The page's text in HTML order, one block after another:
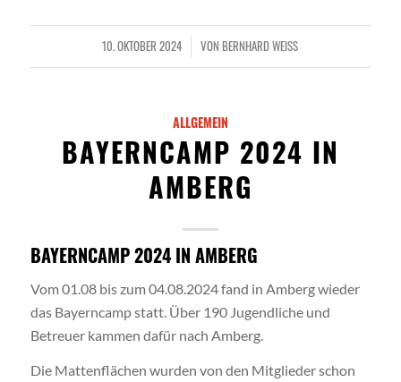
10. OKTOBER 2024
/ VONBERNHARD WEISS
ALLGEMEIN
BAYERNCAMP 2024 IN
AMBERG
BAYERNCAMP 2024 IN AMBERG
Vom 01.08 bis zum 04.08.2024 fand in Amberg wieder
das Bayerncamp statt. Über 190 Jugendliche und
Betreuer kammen dafür nach Amberg.
Die Mattenflächen wurden von den Mitglieder schon